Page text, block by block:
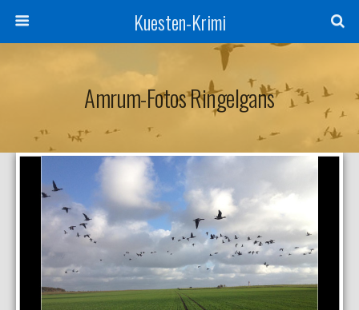
Kuesten-Krimi
Amrum-Fotos Ringelgans